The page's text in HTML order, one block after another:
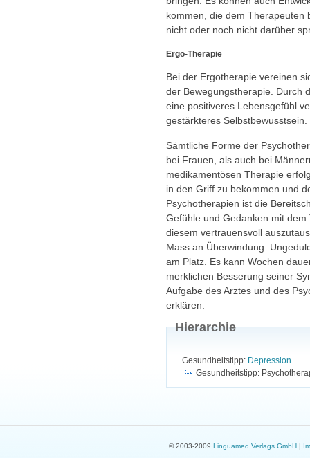
kommen, die dem Therapeuten
nicht oder noch nicht darüber
Ergo-Therapie
Bei der Ergotherapie vereinen
der Bewegungstherapie. Durch
eine positiveres Lebensgefühl
gestärkteres Selbstbewusstsein.
Sämtliche Forme der
bei Frauen, als auch bei
medikamentösen Therapie
in den Griff zu bekommen und
Psychotherapien ist die
Gefühle und Gedanken mit
diesem vertrauensvoll
Mass an Überwindung.
am Platz. Es kann Wochen
merklichen Besserung seiner
Aufgabe des Arztes und des
erklären.
Hierarchie
Gesundheitstipp: Depression
Gesundheitstipp:
© 2003-2009 Linguamed Verlags GmbH|